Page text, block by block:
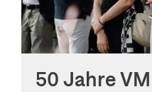
50 Jahre